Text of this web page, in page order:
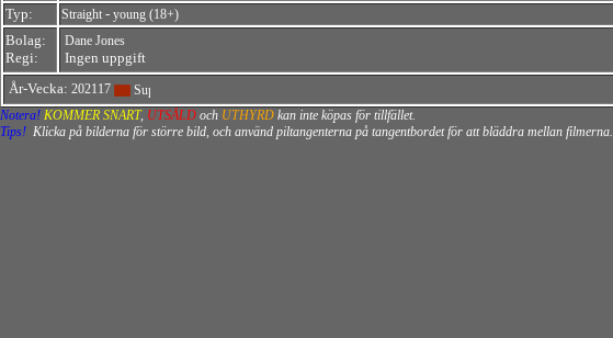
Typ:
Straight - young (18+)
Bolag:
Regi:
Dane Jones
Ingen uppgift
År-Vecka: 202117
Notera! KOMMER SNART, UTSÅLD och UTHYRD kan inte köpas för tillfället.
Tips! Klicka på bilderna för större bild, och använd piltangenterna på tangentbordet för att bläddra mellan filmerna.